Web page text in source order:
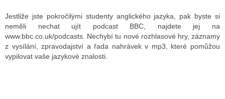
Jestliže jste pokročilými studenty anglického jazyka, pak byste si
neměli nechat ujít podcast BBC, najdete jej na
www.bbc.co.uk/podcasts. Nechybí tu nové rozhlasové hry, záznamy
z vysílání, zpravodajství a řada nahrávek v mp3, které pomůžou
vypilovat vaše jazykové znalosti.